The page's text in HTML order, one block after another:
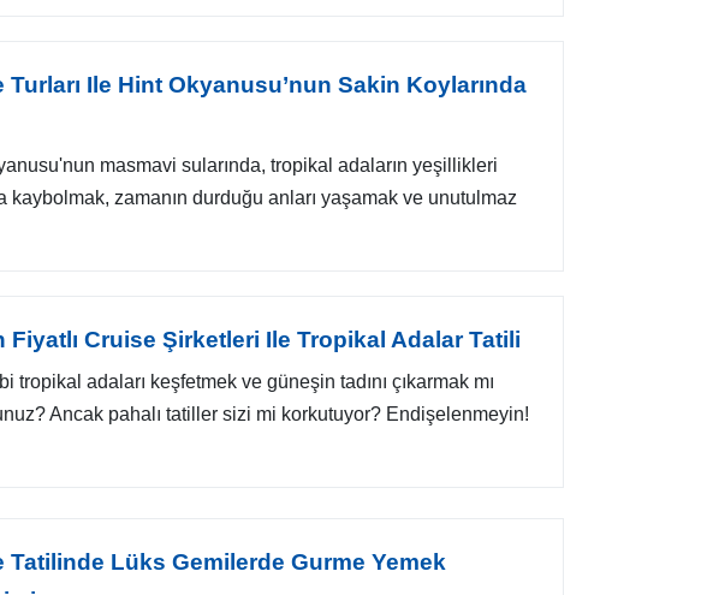
Turları Ile Hint Okyanusu’nun Sakin Koylarında
masmavi sularında, tropikal adaların yeşillikleri
kaybolmak, zamanın durduğu anları yaşamak ve unutulmaz
Fiyatlı Cruise Şirketleri Ile Tropikal Adalar Tatili
tropikal adaları keşfetmek ve güneşin tadını çıkarmak mı
Ancak pahalı tatiller sizi mi korkutuyor? Endişelenmeyin!
Tatilinde Lüks Gemilerde Gurme Yemek